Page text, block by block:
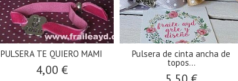
PULSERA TE QUIERO MAMI
4,00 €
Pulsera de cinta ancha de
topos...